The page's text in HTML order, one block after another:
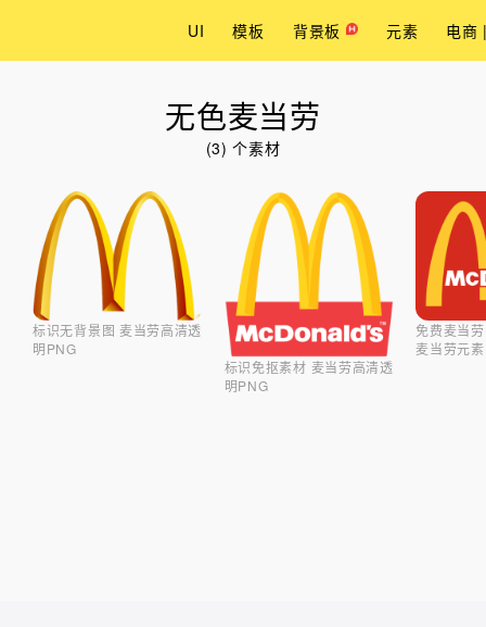
UI 模板 背景板 元素 电商
无色麦当劳
(3) 个素材
标识无背景图 麦当劳高清透
明PNG
标识免抠素材 麦当劳高清透
明PNG
免费麦当
麦当劳元